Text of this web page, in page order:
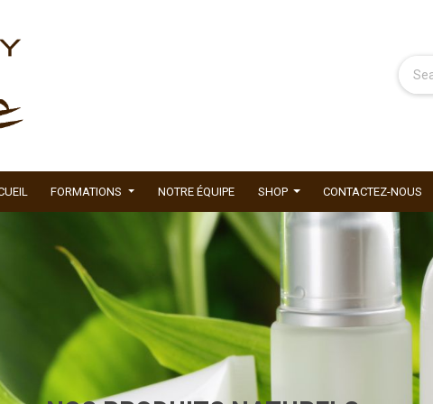
FORMATIONS NOTRE ÉQUIPE SHOP CONTACTEZ-NOUS